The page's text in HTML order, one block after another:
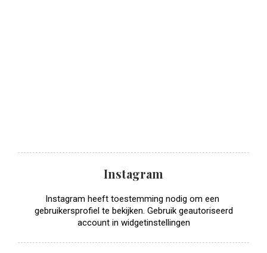
Instagram
Instagram heeft toestemming nodig om een ​​
gebruikersprofiel te bekijken. Gebruik geautoriseerd
account in widgetinstellingen